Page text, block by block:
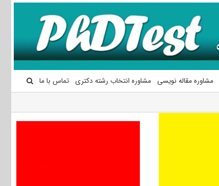
مشاوره مقاله نویسی مشاوره انتخاب رشته دکتری تماس با ما